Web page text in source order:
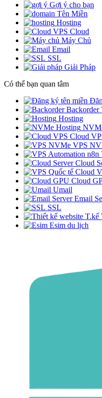
Gợi ý cho bạn
Tên Miền
Hosting
Cloud
Máy Chủ
Email
SSL
Giải Pháp
Có thể bạn quan tâm
Backorder
Hosting
Cloud
VPS
Cloud
Cloud
Cloud
Umail
Email
SSL
T.kế
Esim du lịch